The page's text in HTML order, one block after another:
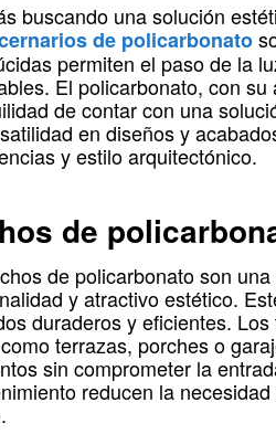
buscando una solución
de policarbonato
permiten el paso de la
El policarbonato, con
de contar con una
en diseños y
y estilo arquitectónico.
de
de policarbonato son
y atractivo estético.
duraderos y eficientes.
terrazas, porches o
sin comprometer la
reducen la